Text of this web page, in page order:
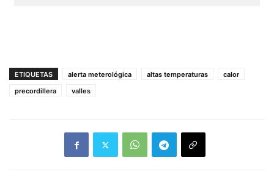
ETIQUETAS alerta meterológica altas temperaturas
calor
precordillera
valles